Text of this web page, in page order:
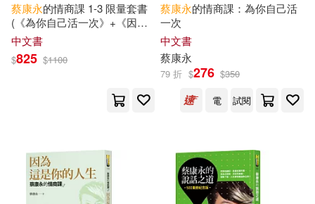
中視視界(1) 商周出版(1)
春天出版社(1)
黃山書社(1)
蔡康永的情商課 1-3 限量套書
(《為你自己活一次》+《因為
這是你的人生》+《你願意，人
生就會值得》3冊合售)
中文書
$825 $1100
蔡康永的情商課：為你自己活
一次
中文書
蔡康永
79 折 $276 $350
電
試閱